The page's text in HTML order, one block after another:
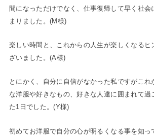
間になっただけでなく、仕事復帰して早く社会
まりました。(M様)
楽しい時間と、これからの人生が楽しくなるヒ
ざいました。(A様)
とにかく、自分に自信がなかった私ですがこれ
な洋服や好きなもの、好きな人達に囲まれて過
た1日でした。(Y様)
初めてお洋服で自分の心が明るくなる事を知っ